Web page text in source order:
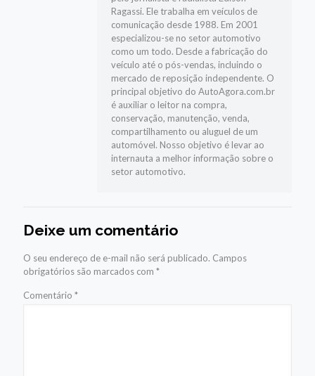
Ragassi. Ele trabalha em veículos de
comunicação desde 1988. Em 2001
especializou-se no setor automotivo
como um todo. Desde a fabricação do
veículo até o pós-vendas, incluindo o
mercado de reposição independente. O
principal objetivo do AutoAgora.com.br
é auxiliar o leitor na compra,
conservação, manutenção, venda,
compartilhamento ou aluguel de um
automóvel. Nosso objetivo é levar ao
internauta a melhor informação sobre o
setor automotivo.
Deixe um comentário
O seu endereço de e-mail não será publicado. Campos
obrigatórios são marcados com *
Comentário *